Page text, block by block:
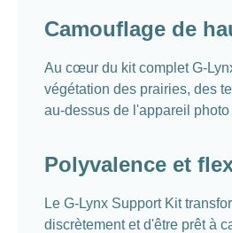
Camouflage de
Au cœur du kit complet G-
végétation des prairies, des
au-dessus de l'appareil
Polyvalence et
Le G-Lynx Support Kit
discrètement et d'être prêt à